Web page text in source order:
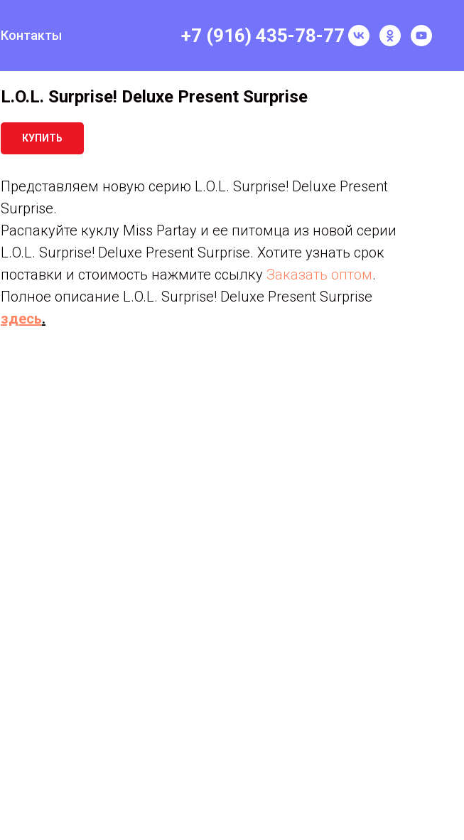
Контакты +7 (916) 435-78-77
L.O.L. Surprise! Deluxe Present Surprise
КУПИТЬ
Представляем новую серию L.O.L. Surprise! Deluxe Present
Surprise.
Распакуйте куклу Miss Partay и ее питомца из новой серии
L.O.L. Surprise! Deluxe Present Surprise. Хотите узнать срок
поставки и стоимость нажмите ссылку Заказать оптом.
Полное описание L.O.L. Surprise! Deluxe Present Surprise
здесь.